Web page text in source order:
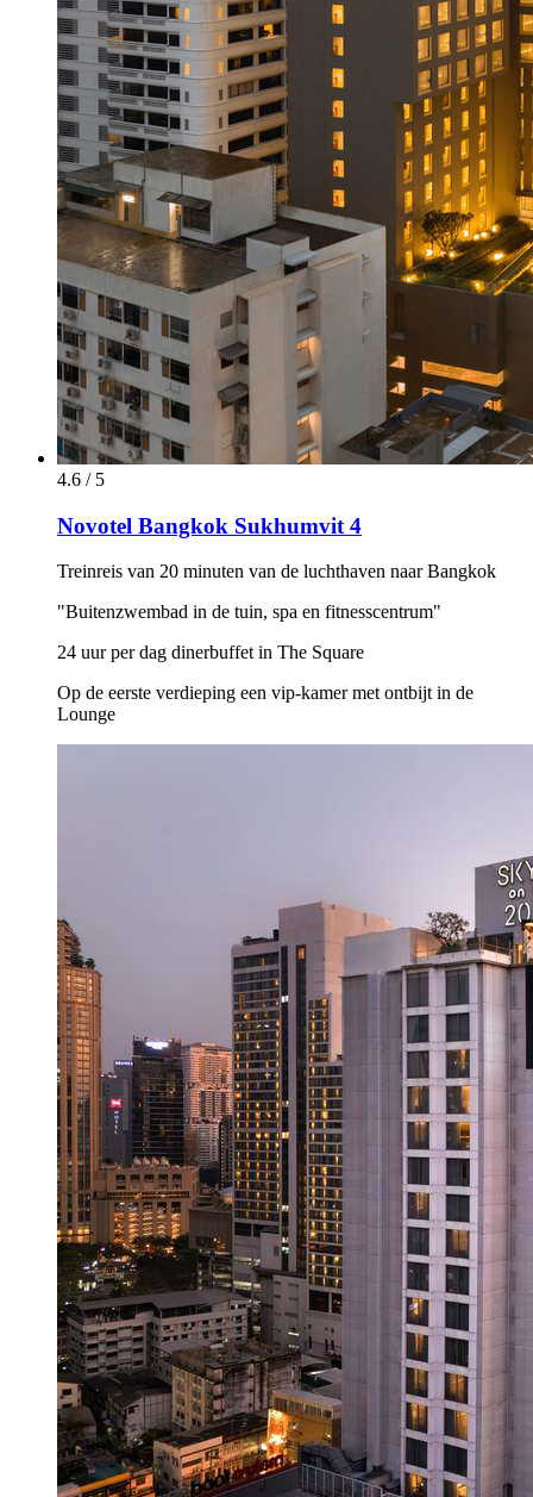
4.6 / 5
Novotel Bangkok Sukhumvit 4
Treinreis van 20 minuten van de luchthaven naar Bangkok
"Buitenzwembad in de tuin, spa en fitnesscentrum"
24 uur per dag dinerbuffet in The Square
Op de eerste verdieping een vip-kamer met ontbijt in de
Lounge